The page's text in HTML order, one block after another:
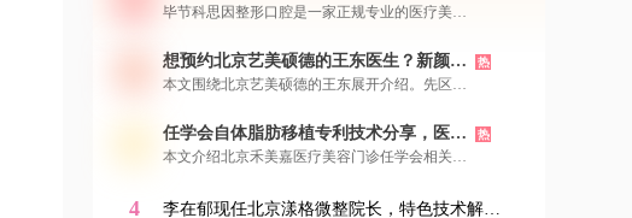
例，机构简介医生团队特色新颜智尚小程
毕节科思因整形口腔是一家正规专业的医疗美容
镜双平面等先进技术进行假体隆胸手术，实现自
然和谐的丰胸效果。机构提供多种国际知名假体
品牌选择，价格透明合理，并有大量真实成功案
进行在线咨询、查看案例和预约面诊，开启安全
放心的美丽蜕变之旅。
想预约北京艺美硕德的王东医生？新颜智
尚小程序一键预约还能了解价格
热
本文围绕北京艺美硕德的王东展开介绍。先区分
他。接着给出其热门项目价格参考，显示性价比
高。还分享就诊体验，强调环境舒适、无推销等
优点。最后介绍了新颜智尚小程序、微信、电话
通过小程序了解更多信息。
任学会自体脂肪移植专利技术分享，医院
详细地址，新颜智尚小程序可预约
热
本文介绍北京禾美嘉医疗美容门诊任学会相关信
厚、专利众多。他擅长自体脂肪移植等项目，技
4
李在郁现任北京漾格微整院长，特色技术解